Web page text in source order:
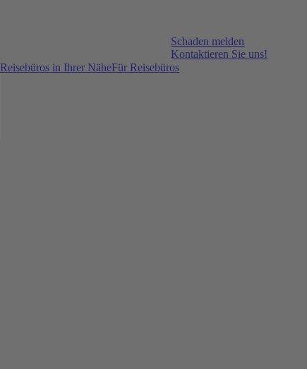
Schaden melden
Kontaktieren Sie uns!
Reisebüros in Ihrer NäheFür Reisebüros